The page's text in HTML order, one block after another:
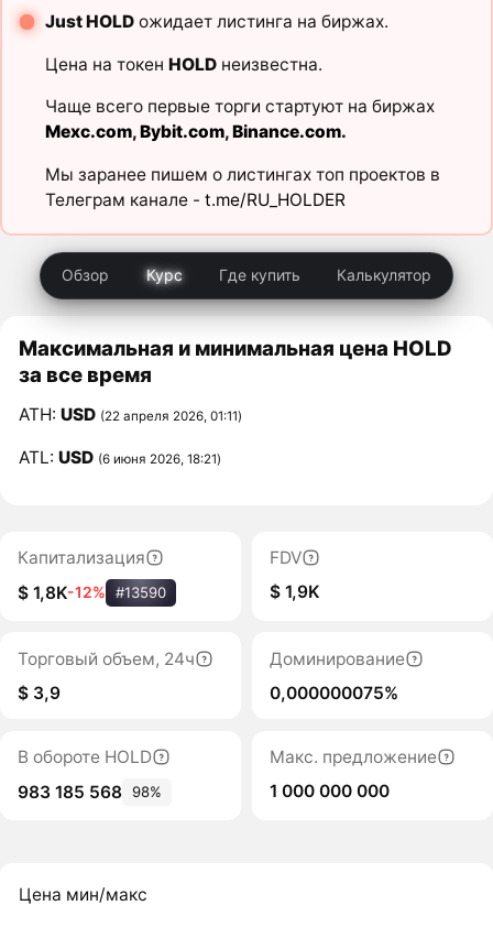
Just HOLDожидает листинга на биржах.
Цена на токен HOLDнеизвестна.
Чаще всего первые торги стартуют на биржах
Mexc.com,Bybit.com,Binance.com.
Мы заранее пишем о листингах топ проектов в
Телеграм канале - t.me/RU_HOLDER
Обзор Курс Где купить Калькулятор
Максимальная и минимальная цена HOLD
за все время
ATH:USD (22 апреля 2026, 01:11)
ATL:USD (6 июня 2026, 18:21)
Капитализация
$ 1,8K-12% #13590
FDV
$ 1,9K
Торговый объем, 24ч
$ 3,9
Доминирование
0,000000075%
В обороте HOLD
983 185 568 98%
Макс. предложение
1 000 000 000
Цена мин/макс